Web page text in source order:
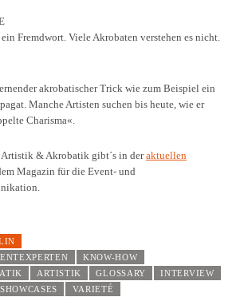
Fremdwort. Viele Akrobaten verstehen es nicht.
akrobatischer Trick wie zum Beispiel ein
Manche Artisten suchen bis heute, wie er
Charisma«.
Artistik & Akrobatik gibt´s in deraktuellen
Magazin für die Event- und
KNOW-HOW
ARTISTIK GLOSSARY
INTERVIEW
SHOWCASES VARIETÉ